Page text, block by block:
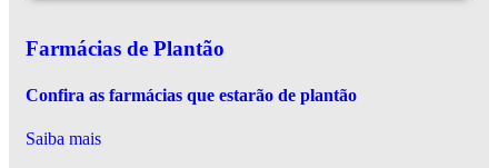
Farmácias de Plantão
Confira as farmácias que estarão de plantão
Saiba mais